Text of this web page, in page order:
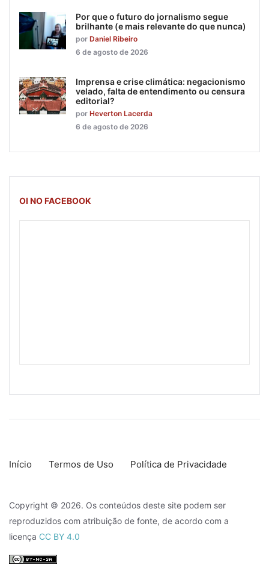
Por que o futuro do jornalismo segue
brilhante (e mais relevante do que nunca)
por Daniel Ribeiro
6 de agosto de 2026
Imprensa e crise climática: negacionismo
velado, falta de entendimento ou censura
editorial?
por Heverton Lacerda
6 de agosto de 2026
OI NO FACEBOOK
Início Termos de Uso Política de Privacidade
Copyright © 2026. Os conteúdos deste site podem ser
reproduzidos com atribuição de fonte, de acordo com a
licença CC BY 4.0